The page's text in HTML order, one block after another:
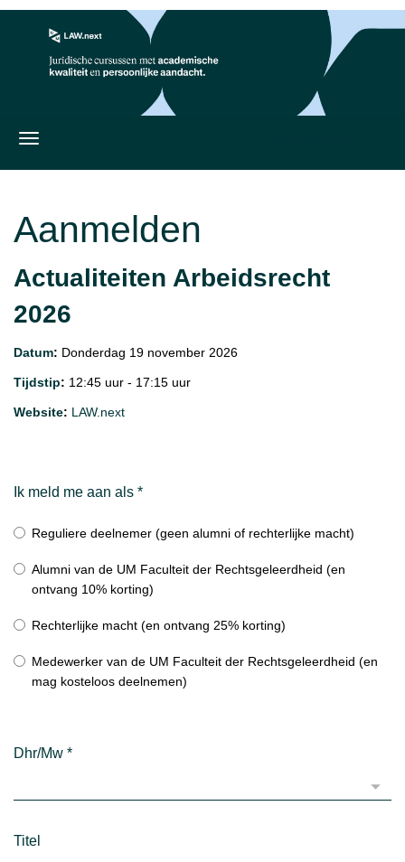
Aanmelden
Actualiteiten Arbeidsrecht
2026
Datum: Donderdag 19 november 2026
Tijdstip: 12:45 uur - 17:15 uur
Website: LAW.next
Ik meld me aan als *
Reguliere deelnemer (geen alumni of rechterlijke macht)
Alumni van de UM Faculteit der Rechtsgeleerdheid (en
ontvang 10% korting)
Rechterlijke macht (en ontvang 25% korting)
Medewerker van de UM Faculteit der Rechtsgeleerdheid (en
mag kosteloos deelnemen)
Dhr/Mw *
Titel